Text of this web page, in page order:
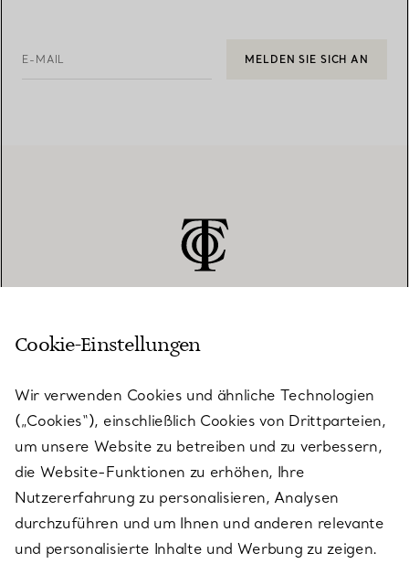
E-MAIL MELDEN SIE SICH AN
KUNDENSERVICE
SERVICES
ÜBER TIFFANY & CO.
Cookie-Einstellungen
Wir verwenden Cookies und ähnliche Technologien
(„Cookies“), einschließlich Cookies von Drittparteien,
um unsere Website zu betreiben und zu verbessern,
die Website-Funktionen zu erhöhen, Ihre
Nutzererfahrung zu personalisieren, Analysen
durchzuführen und um Ihnen und anderen relevante
und personalisierte Inhalte und Werbung zu zeigen.